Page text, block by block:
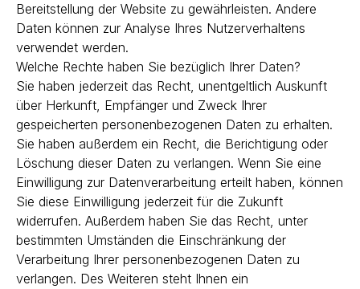
Bereitstellung der Website zu gewährleisten. Andere
Daten können zur Analyse Ihres Nutzerverhaltens
verwendet werden.
Welche Rechte haben Sie bezüglich Ihrer Daten?
Sie haben jederzeit das Recht, unentgeltlich Auskunft
über Herkunft, Empfänger und Zweck Ihrer
gespeicherten personenbezogenen Daten zu erhalten.
Sie haben außerdem ein Recht, die Berichtigung oder
Löschung dieser Daten zu verlangen. Wenn Sie eine
Einwilligung zur Datenverarbeitung erteilt haben, können
Sie diese Einwilligung jederzeit für die Zukunft
widerrufen. Außerdem haben Sie das Recht, unter
bestimmten Umständen die Einschränkung der
Verarbeitung Ihrer personenbezogenen Daten zu
verlangen. Des Weiteren steht Ihnen ein